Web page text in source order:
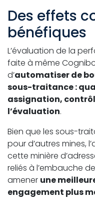
Des effets
bénéfiques
L’évaluation de la
faite à même
d’automatiser de
sous-traitance :
assignation,
l’évaluation.
Bien que les sous-
pour d’autres mines,
cette minière
reliés à l’embauche
amener une
engagement plus